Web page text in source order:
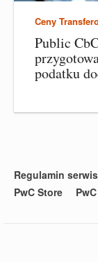
Ceny
Public
podatku
Regulamin
PwC Store